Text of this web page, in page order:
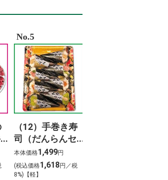
No.5
（12）手巻き寿
司（だんらんセ
ット）（8本）
本体価格1,499円
(税込価格1,618円／税
8%)【軽】